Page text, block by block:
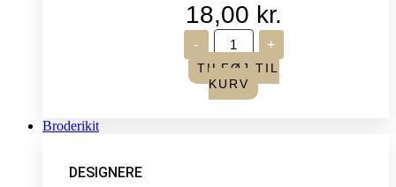
18,00 kr.
-
Gütermann
Ritråd
-
gul
-
+
TILFØJ TIL
KURV
Broderikit
DESIGNERE